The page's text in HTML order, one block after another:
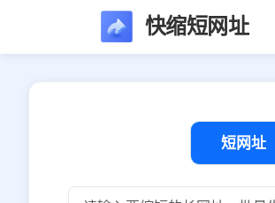
快缩短网址
短网址